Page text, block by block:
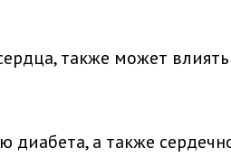
также может
диабета, а также